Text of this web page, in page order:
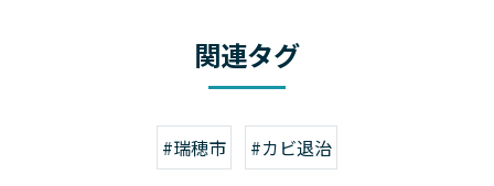
関連タグ
#瑞穂市 #カビ退治